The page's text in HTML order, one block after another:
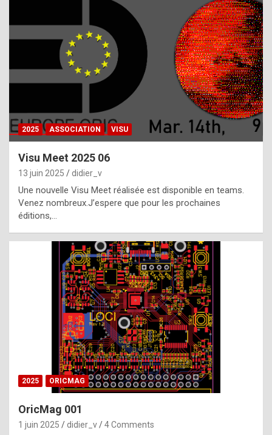
h
a
t
t
e
b
e
s
t
p
h
o
n
y
2025 ASSOCIATION VISU
Visu Meet 2025 06
13 juin 2025 didier_v
Une nouvelle Visu Meet réalisée est disponible en teams.
Venez nombreux.J’espere que pour les prochaines
éditions,…
2025 ORICMAG
OricMag 001
1 juin 2025 didier_v 4 Comments